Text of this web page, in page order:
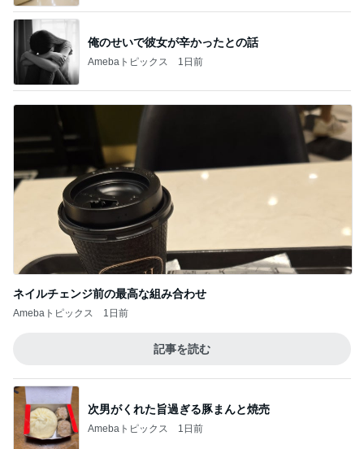
俺のせいで彼女が辛かったとの話
Amebaトピックス 1日前
ネイルチェンジ前の最高な組み合わせ
Amebaトピックス 1日前
記事を読む
次男がくれた旨過ぎる豚まんと焼売
Amebaトピックス 1日前